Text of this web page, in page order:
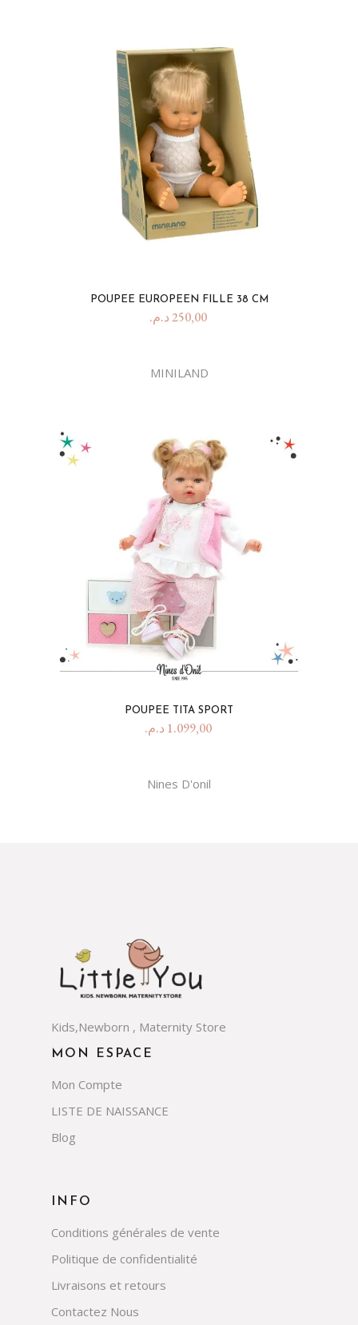
POUPEE EUROPEEN FILLE 38 CM
250,00د.م.
MINILAND
POUPEE TITA SPORT
1.099,00 د.م.
Nines D'onil
INFO
Conditions générales de vente
Politique de confidentialité
Livraisons et retours
Contactez Nous
MON ESPACE
Mon Compte
LISTE DE NAISSANCE
Blog
Kids,Newborn , Maternity Store